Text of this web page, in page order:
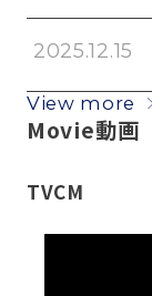
2025.12.15
View more
Movie動画
TVCM